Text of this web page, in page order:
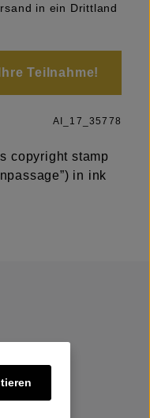
in ein Drittland
Teilnahme!
AI_17_35778
copyright stamp
in ink